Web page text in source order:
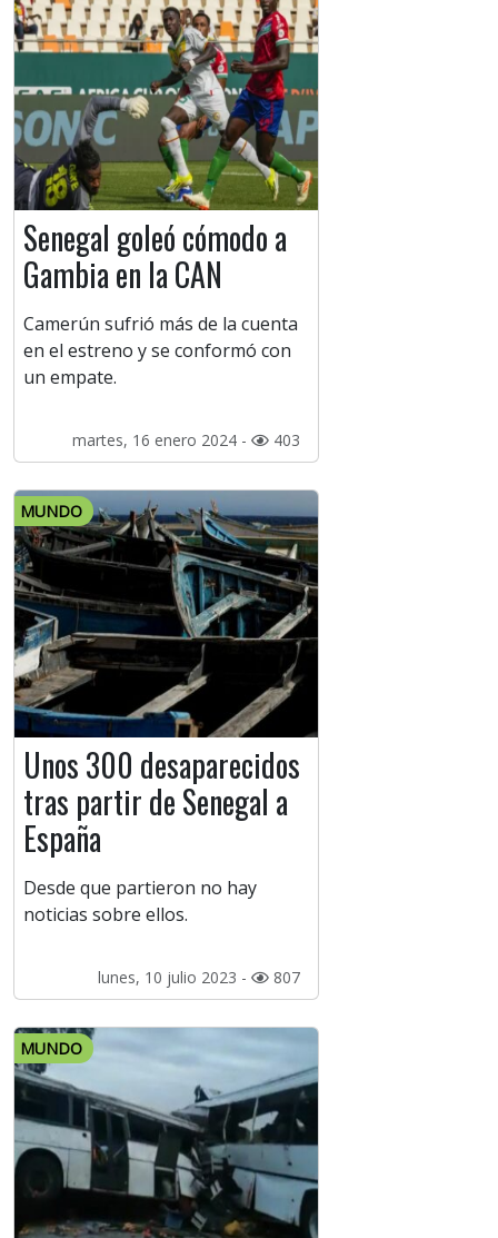
Senegal goleó cómodo a
Gambia en la CAN
Camerún sufrió más de la cuenta
en el estreno y se conformó con
un empate.
martes, 16 enero 2024 - 403
MUNDO
Unos 300 desaparecidos
tras partir de Senegal a
España
Desde que partieron no hay
noticias sobre ellos.
lunes, 10 julio 2023 - 807
MUNDO